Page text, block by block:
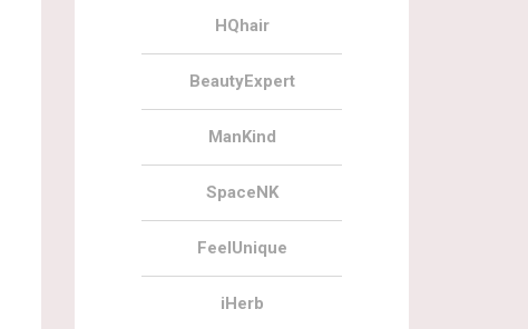
HQhair
BeautyExpert
ManKind
SpaceNK
FeelUnique
iHerb